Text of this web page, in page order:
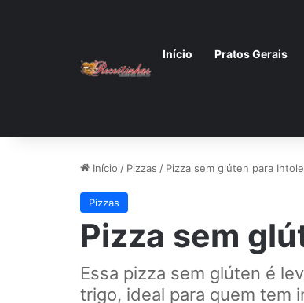
Início Pratos Gerais
Início / Pizzas / Pizza sem glúten para
Pizzas
Pizza sem
Essa pizza sem glúten é
trigo, ideal para quem tem